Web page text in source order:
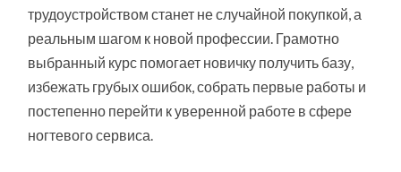
трудоустройством станет не случайной покупкой, а
реальным шагом к новой профессии. Грамотно
выбранный курс помогает новичку получить базу,
избежать грубых ошибок, собрать первые работы и
постепенно перейти к уверенной работе в сфере
ногтевого сервиса.